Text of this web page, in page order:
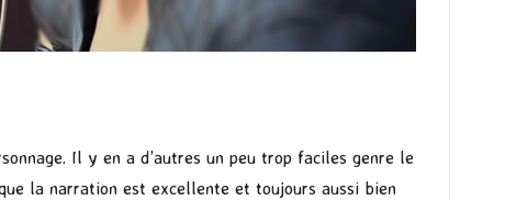
Il y en a d’autres un peu trop faciles genre le
la narration est excellente et toujours aussi bien